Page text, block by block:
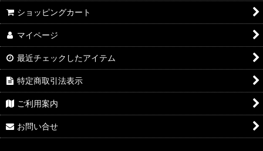
ショッピングカート
マイページ
最近チェックしたアイテム
特定商取引法表示
ご利用案内
お問い合せ